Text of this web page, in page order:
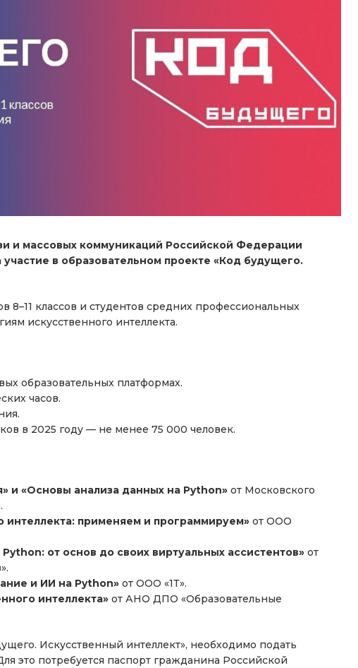
и массовых коммуникаций Российской Федерации
в образовательном проекте «Код будущего.
классов и студентов средних профессиональных
искусственного интеллекта.
образовательных платформах.
часов.
в 2025 году — не менее 75 000 человек.
и «Основы анализа данных на Python» от Московского
интеллекта: применяем и программируем» от ООО
от основ до своих виртуальных ассистентов» от
и ИИ на Python» от ООО «1Т».
интеллекта» от АНО ДПО «Образовательные
Искусственный интеллект», необходимо подать
это потребуется паспорт гражданина Российской